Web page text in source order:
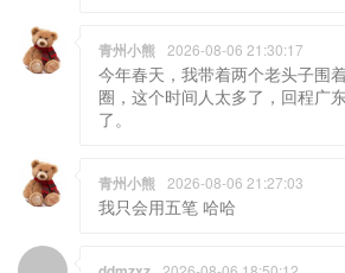
青州小熊 2026-08-06 21:30:17
今年春天，我带着两个老头子围
圈，这个时间人太多了，回程广
了。
青州小熊 2026-08-06 21:27:03
我只会用五笔 哈哈